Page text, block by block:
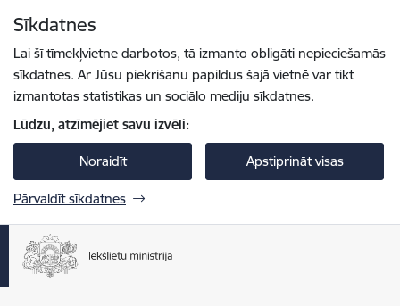
Sīkdatnes
Lai šī tīmekļvietne darbotos, tā izmanto obligāti nepieciešamās
sīkdatnes. Ar Jūsu piekrišanu papildus šajā vietnē var tikt
izmantotas statistikas un sociālo mediju sīkdatnes.
Lūdzu, atzīmējiet savu izvēli:
Noraidīt Apstiprināt visas
Pārvaldīt sīkdatnes